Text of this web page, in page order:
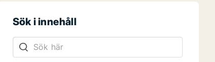
Sök i innehåll